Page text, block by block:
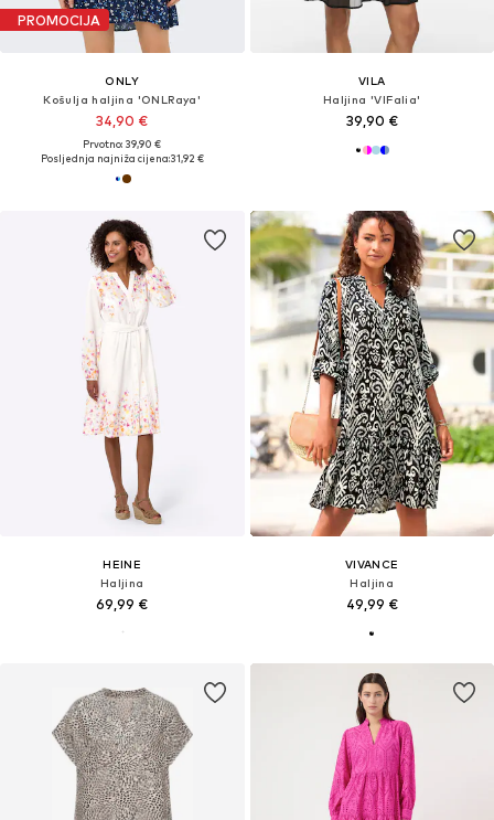
PROMOCIJA
ONLY
Košulja haljina 'ONLRaya'
34,90 €
Prvotno: 39,90 €
Posljednja najniža cijena:31,92 €
VILA
Haljina 'VIFalia'
39,90 €
HEINE
Haljina
69,99 €
VIVANCE
Haljina
49,99 €